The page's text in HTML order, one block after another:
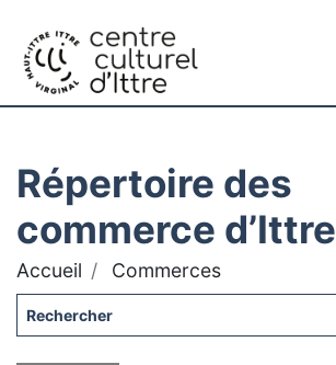
Répertoire des
commerce d’Ittre
Accueil Commerces